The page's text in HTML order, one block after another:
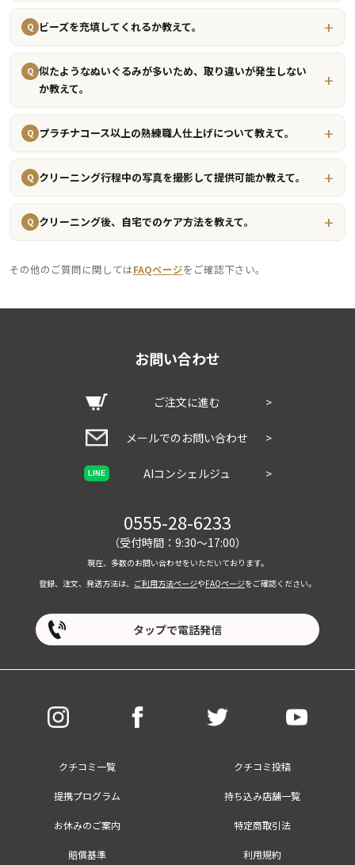
Q ビーズを充填してくれるか教えて。
Q 似たようなぬいぐるみが多いため、取り違いが発生しない
か教えて。
Q プラチナコース以上の熟練職人仕上げについて教えて。
Q クリーニング行程中の写真を撮影して提供可能か教えて。
Q クリーニング後、自宅でのケア方法を教えて。
その他のご質問に関してはFAQページをご確認下さい。
お問い合わせ
ご注文に進む >
メールでのお問い合わせ >
LINE AIコンシェルジュ >
0555-28-6233
（受付時間：9:30～17:00）
現在、多数のお問い合わせをいただいております。
登録、注文、発送方法は、 ご利用方法ページやFAQページをご確認ください。
タップで電話発信
クチコミ一覧 クチコミ投稿
提携プログラム 持ち込み店舗一覧
お休みのご案内 特定商取引法
賠償基準 利用規約